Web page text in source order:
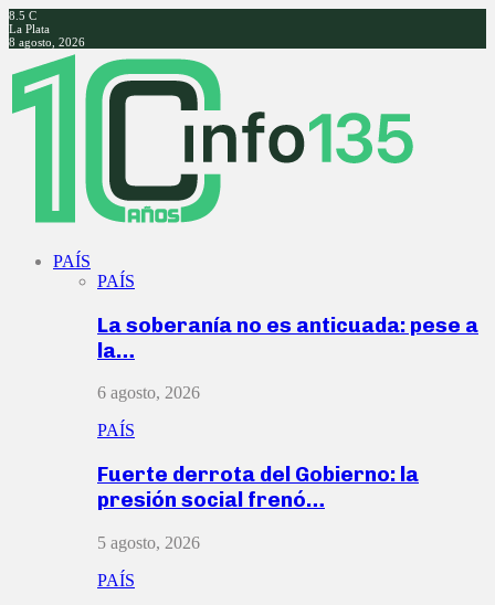
8.5 C
La Plata
8 agosto, 2026
Facebook
Twitter
Instagram
Youtube
PAÍS
PAÍS
La soberanía no es anticuada: pese a
la…
6 agosto, 2026
PAÍS
Fuerte derrota del Gobierno: la
presión social frenó…
5 agosto, 2026
PAÍS